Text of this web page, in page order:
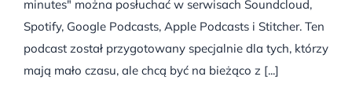
minutes" można posłuchać w serwisach Soundcloud,
Spotify, Google Podcasts, Apple Podcasts i Stitcher. Ten
podcast został przygotowany specjalnie dla tych, którzy
mają mało czasu, ale chcą być na bieżąco z [...]